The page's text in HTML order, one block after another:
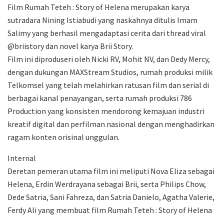
Film Rumah Teteh : Story of Helena merupakan karya
sutradara Nining Istiabudi yang naskahnya ditulis Imam
Salimy yang berhasil mengadaptasi cerita dari thread viral
@briistory dan novel karya Brii Story.
Film ini diproduseri oleh Nicki RV, Mohit NV, dan Dedy Mercy,
dengan dukungan MAXStream Studios, rumah produksi milik
Telkomsel yang telah melahirkan ratusan film dan serial di
berbagai kanal penayangan, serta rumah produksi 786
Production yang konsisten mendorong kemajuan industri
kreatif digital dan perfilman nasional dengan menghadirkan
ragam konten orisinal unggulan.
Internal
Deretan pemeran utama film ini meliputi Nova Eliza sebagai
Helena, Erdin Werdrayana sebagai Brii, serta Philips Chow,
Dede Satria, Sani Fahreza, dan Satria Danielo, Agatha Valerie,
Ferdy Ali yang membuat film Rumah Teteh : Story of Helena